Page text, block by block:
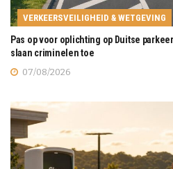
VERKEERSVEILIGHEID & WETGEVING
Pas op voor oplichting op Duitse
slaan criminelen toe
07/08/2026